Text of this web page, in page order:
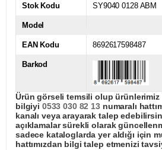
Stok Kodu SY9040 0128 ABM
Model
EAN Kodu 8692617598487
Barkod
Ürün görseli temsili olup ürünlerimiz
bilgiyi 0533 030 82 13numaralı
kanalı veya arayarak talep
açıklamalar sürekli olarak
sadece kataloglarda yer aldığı için
hattımızdan bilgi talep etmenizi